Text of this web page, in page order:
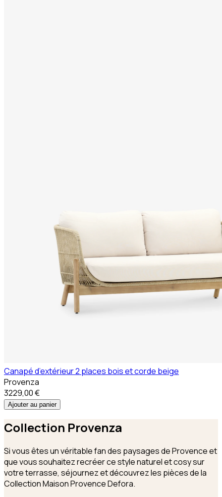
Canapé d’extérieur 2 places bois et corde beige
Provenza
3229,00 €
Ajouter au panier
Collection Provenza
Si vous êtes un véritable fan des paysages de Provence et
que vous souhaitez recréer ce style naturel et cosy sur
votre terrasse, séjournez et découvrez les pièces de la
Collection Maison Provence Defora.